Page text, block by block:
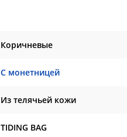
Коричневые
С монетницей
Из телячьей кожи
TIDING BAG